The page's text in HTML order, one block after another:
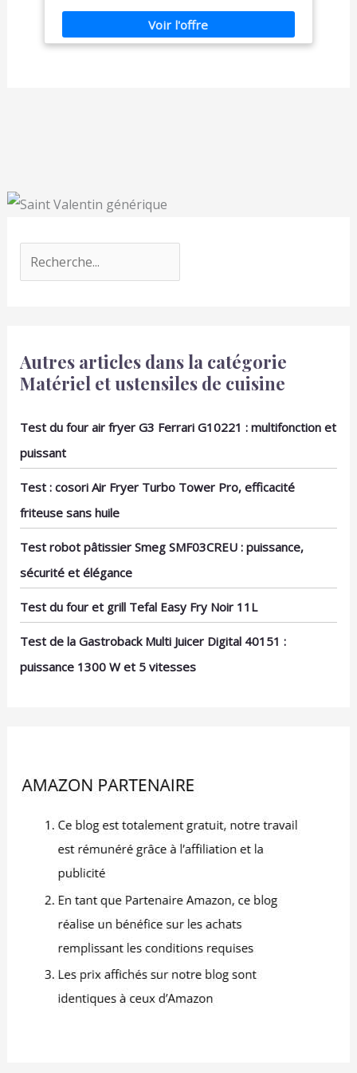
Autres articles dans la catégorie
Matériel et ustensiles de cuisine
Test du four air fryer G3 Ferrari G10221 : multifonction et
puissant
Test : cosori Air Fryer Turbo Tower Pro, efficacité
friteuse sans huile
Test robot pâtissier Smeg SMF03CREU : puissance,
sécurité et élégance
Test du four et grill Tefal Easy Fry Noir 11L
Test de la Gastroback Multi Juicer Digital 40151 :
puissance 1300 W et 5 vitesses